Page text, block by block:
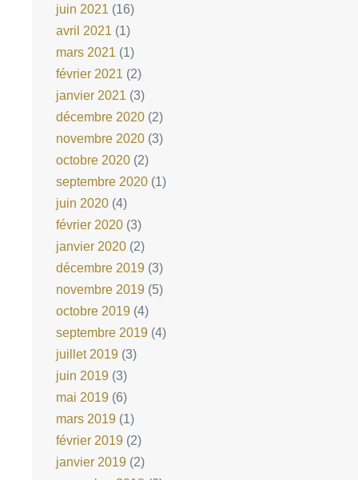
juin 2021 (16)
avril 2021 (1)
mars 2021 (1)
février 2021 (2)
janvier 2021 (3)
décembre 2020 (2)
novembre 2020 (3)
octobre 2020 (2)
septembre 2020 (1)
juin 2020 (4)
février 2020 (3)
janvier 2020 (2)
décembre 2019 (3)
novembre 2019 (5)
octobre 2019 (4)
septembre 2019 (4)
juillet 2019 (3)
juin 2019 (3)
mai 2019 (6)
mars 2019 (1)
février 2019 (2)
janvier 2019 (2)